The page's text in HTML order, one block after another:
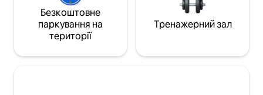
Безкоштовне
паркування на
території
Тренажерний зал